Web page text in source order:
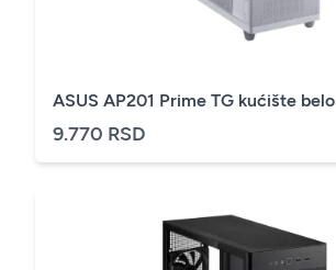
ASUS AP201 Prime TG kućište belo
9.770 RSD